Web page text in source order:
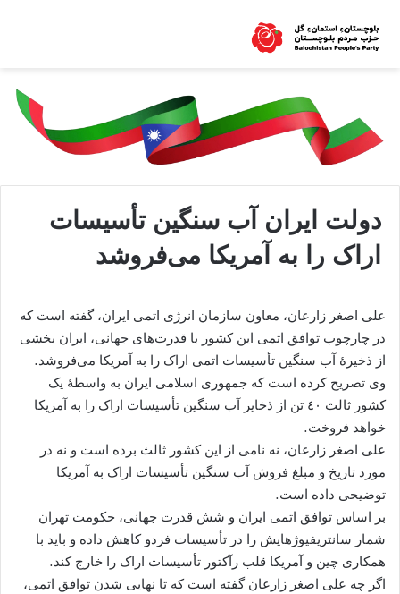
دولت ایران آب سنگین تأسیسات
اراک را به آمریکا می‌فروشد
علی اصغر زارعان، معاون سازمان انرژی اتمی ایران، گفته است که
در چارچوب توافق اتمی این کشور با قدرت‌های جهانی، ایران بخشی
از ذخیرۀ آب سنگین تأسیسات اتمی اراک را به آمریکا می‌فروشد.
وی تصریح کرده است که جمهوری اسلامی ایران به واسطۀ یک
کشور ثالث ٤٠ تن از ذخایر آب سنگین تأسیسات اراک را به آمریکا
خواهد فروخت.
علی اصغر زارعان، نه نامی از این کشور ثالث برده است و نه در
مورد تاریخ و مبلغ فروش آب سنگین تأسیسات اراک به آمریکا
توضیحی داده است.
بر اساس توافق اتمی ایران و شش قدرت جهانی، حکومت تهران
شمار سانتریفیوژهایش را در تأسیسات فردو کاهش داده و باید با
همکاری چین و آمریکا قلب رآکتور تأسیسات اراک را خارج کند.
اگر چه علی اصغر زارعان گفته است که تا نهایی شدن توافق اتمی،